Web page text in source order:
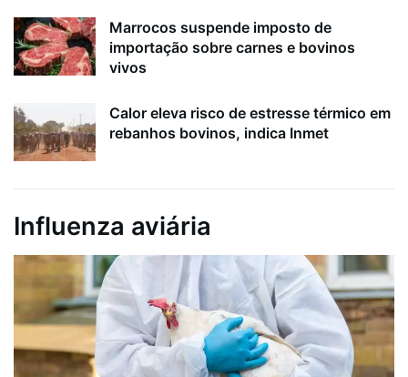
Marrocos suspende imposto de
importação sobre carnes e bovinos
vivos
Calor eleva risco de estresse térmico em
rebanhos bovinos, indica Inmet
Influenza aviária